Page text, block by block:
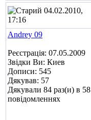
04.02.2010,
17:16
Andrey 09
Реєстрація: 07.05.2009
Звідки Ви: Киев
Дописи: 545
Дякував: 57
Дякували 84 раз(и) в 58
повідомленнях